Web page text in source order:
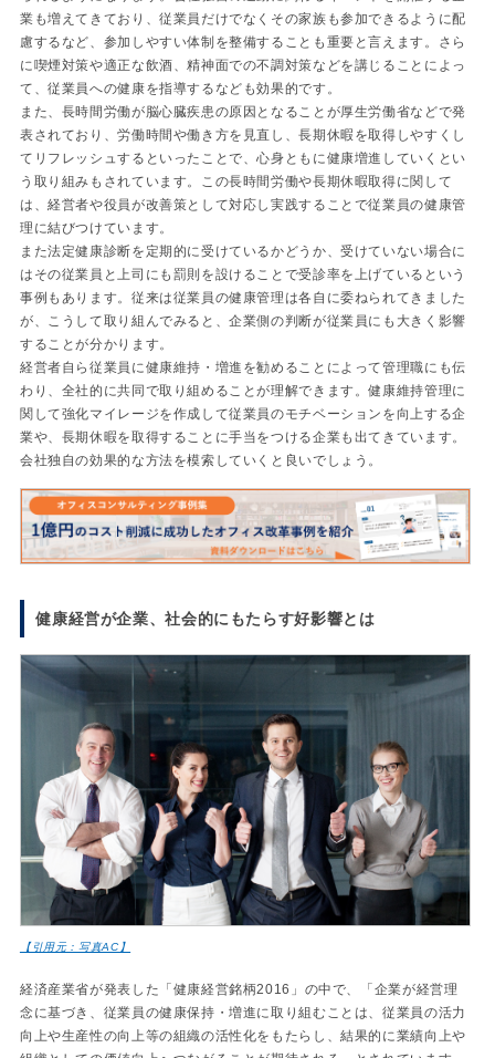
業も増えてきており、従業員だけでなくその家族も参加できるように配
慮するなど、参加しやすい体制を整備することも重要と言えます。さら
に喫煙対策や適正な飲酒、精神面での不調対策などを講じることによっ
て、従業員への健康を指導するなども効果的です。
また、長時間労働が脳心臓疾患の原因となることが厚生労働省などで発
表されており、労働時間や働き方を見直し、長期休暇を取得しやすくし
てリフレッシュするといったことで、心身ともに健康増進していくとい
う取り組みもされています。この長時間労働や長期休暇取得に関して
は、経営者や役員が改善策として対応し実践することで従業員の健康管
理に結びつけています。
また法定健康診断を定期的に受けているかどうか、受けていない場合に
はその従業員と上司にも罰則を設けることで受診率を上げているという
事例もあります。従来は従業員の健康管理は各自に委ねられてきました
が、こうして取り組んでみると、企業側の判断が従業員にも大きく影響
することが分かります。
経営者自ら従業員に健康維持・増進を勧めることによって管理職にも伝
わり、全社的に共同で取り組めることが理解できます。健康維持管理に
関して強化マイレージを作成して従業員のモチベーションを向上する企
業や、長期休暇を取得することに手当をつける企業も出てきています。
会社独自の効果的な方法を模索していくと良いでしょう。
健康経営が企業、社会的にもたらす好影響とは
【引用元：写真AC】
経済産業省が発表した「健康経営銘柄2016」の中で、「企業が経営理
念に基づき、従業員の健康保持・増進に取り組むことは、従業員の活力
向上や生産性の向上等の組織の活性化をもたらし、結果的に業績向上や